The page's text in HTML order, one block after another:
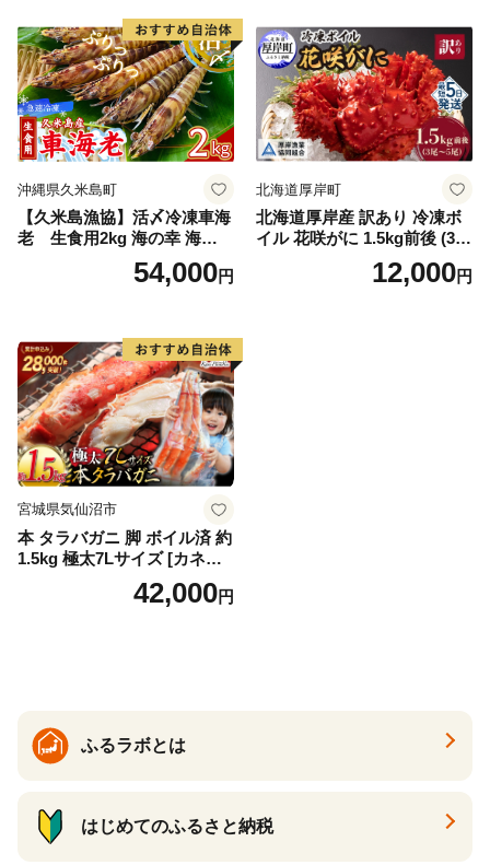
イル済み 冷凍 カニ 蟹 かに
カニ味噌 甲羅 お得 格安 小ぶ
り 解凍 カニ鍋 甲羅焼き 海鮮
返礼品 特産品 新鮮 濃厚 旨み
簡単調理 家庭用 ギフト グル
メ
沖縄県久米島町
【久米島漁協】活〆冷凍車海
老 生食用2kg 海の幸 海鮮
車えび クルマエビ 高級食材
生食 刺身 鮮度抜群 プリプリ
り物 お歳暮 お中元
54,000円
北海道厚岸町
北海道厚岸産 訳あり 冷凍ボ
イル 花咲がに 1.5kg前後 (3尾
～5尾入) 蟹 花咲ガニ 魚介類
魚介 [№5863-1090]12,000円
宮城県気仙沼市
本 タラバガニ 脚 ボイル済 約
1.5kg 極太7Lサイズ [カネダ
イ 宮城県 気仙沼市 2056432
6] カニ かに 蟹 たらばがに た
42,000円
ふるラボとは
はじめてのふるさと納税